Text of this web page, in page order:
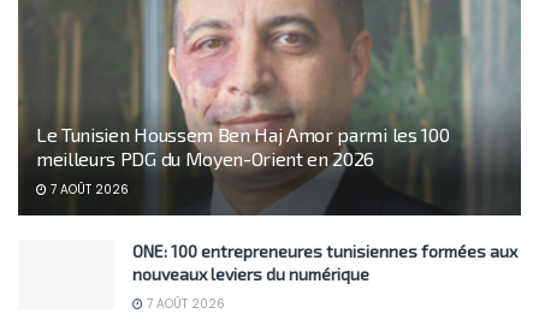
Le Tunisien Houssem Ben Haj Amor parmi les 100
meilleurs PDG du Moyen-Orient en 2026
7 AOÛT 2026
ONE: 100 entrepreneures tunisiennes formées aux
nouveaux leviers du numérique
7 AOÛT 2026